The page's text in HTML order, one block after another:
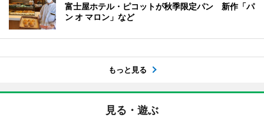
富士屋ホテル・ピコットが秋季限定パン 新作「パ
ン オ マロン」など
もっと見る
見る・遊ぶ